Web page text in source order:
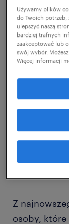
usługi
oczami
Właściwe
etapie
zwiększyć
firmy
się z nią na
który
zespołu,
adekwatnie
Z
osoby,
Używamy plików
do Twoich
ulepszyć naszą
bardziej trafnych
zaakceptować lub
swój wybór.
Więcej informacji